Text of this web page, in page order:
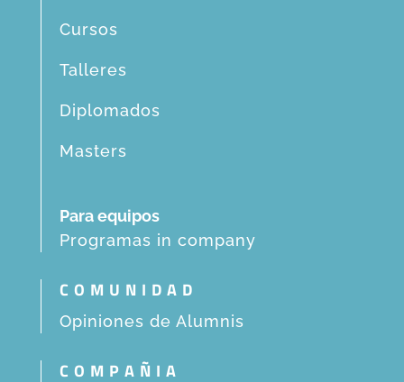
Cursos
Talleres
Diplomados
Masters
Para equipos
Programas in company
COMUNIDAD
Opiniones de Alumnis
COMPAÑIA